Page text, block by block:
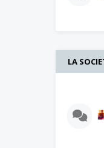
LA